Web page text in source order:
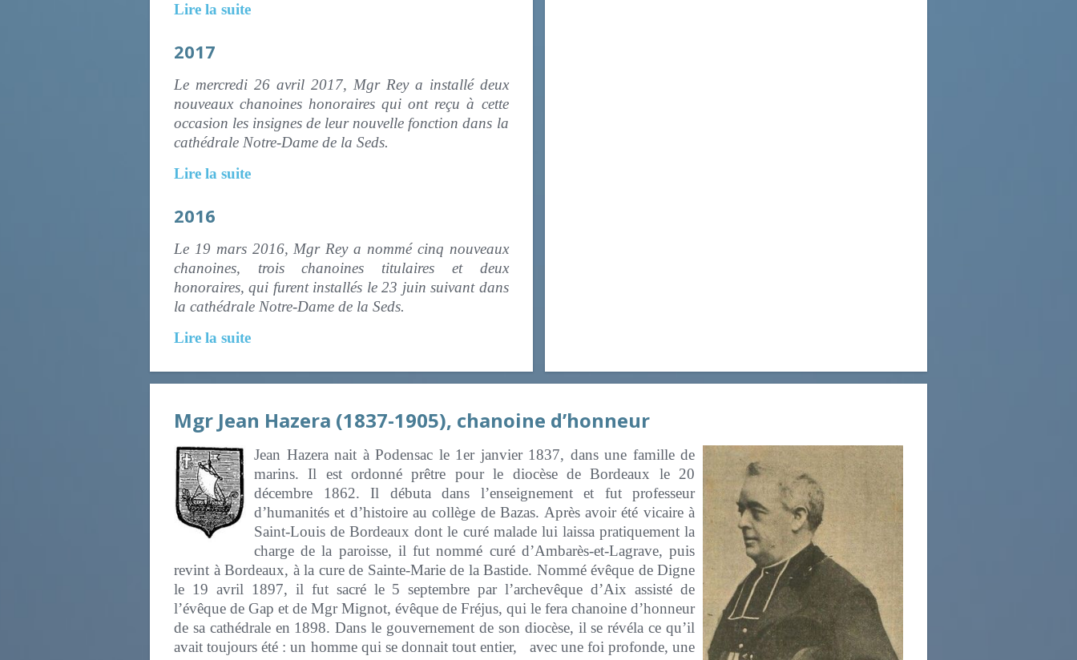
Lire la suite
2017
Le mercredi 26 avril 2017, Mgr Rey a installé deux
nouveaux chanoines honoraires qui ont reçu à cette
occasion les insignes de leur nouvelle fonction dans la
cathédrale Notre-Dame de la Seds.
Lire la suite
2016
Le 19 mars 2016, Mgr Rey a nommé cinq nouveaux
chanoines, trois chanoines titulaires et deux
honoraires, qui furent installés le 23 juin suivant dans
la cathédrale Notre-Dame de la Seds.
Lire la suite
Mgr Jean Hazera (1837-1905), chanoine d’honneur
Jean Hazera nait à Podensac le 1er janvier 1837, dans une famille de
marins. Il est ordonné prêtre pour le diocèse de Bordeaux le 20
décembre 1862. Il débuta dans l’enseignement et fut professeur
d’humanités et d’histoire au collège de Bazas. Après avoir été vicaire à
Saint-Louis de Bordeaux dont le curé malade lui laissa pratiquement la
charge de la paroisse, il fut nommé curé d’Ambarès-et-Lagrave, puis
revint à Bordeaux, à la cure de Sainte-Marie de la Bastide. Nommé évêque de Digne
le 19 avril 1897, il fut sacré le 5 septembre par l’archevêque d’Aix assisté de
l’évêque de Gap et de Mgr Mignot, évêque de Fréjus, qui le fera chanoine d’honneur
de sa cathédrale en 1898. Dans le gouvernement de son diocèse, il se révéla ce qu’il
avait toujours été : un homme qui se donnait tout entier, avec une foi profonde, une